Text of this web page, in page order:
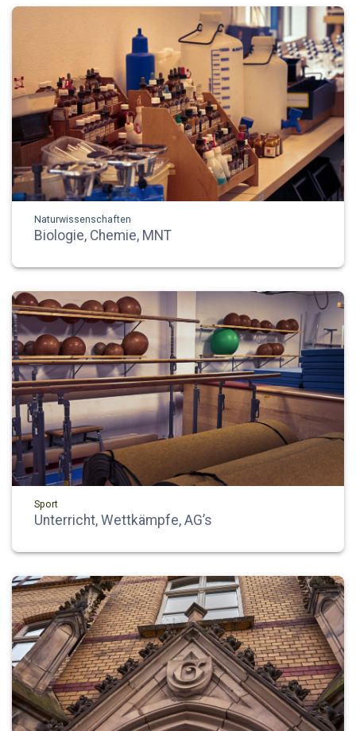
Naturwissenschaften
Biologie, Chemie, MNT
Sport
Unterricht, Wettkämpfe, AG’s